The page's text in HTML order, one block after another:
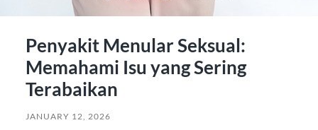
Penyakit Menular Seksual:
Memahami Isu yang Sering
Terabaikan
JANUARY 12, 2026